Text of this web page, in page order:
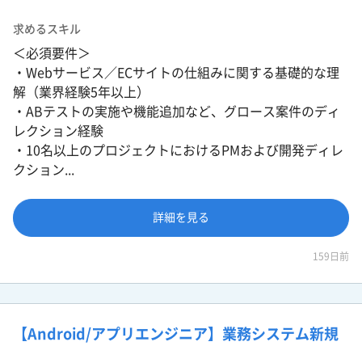
求めるスキル
＜必須要件＞
・Webサービス／ECサイトの仕組みに関する基礎的な理
解（業界経験5年以上）
・ABテストの実施や機能追加など、グロース案件のディ
レクション経験
・10名以上のプロジェクトにおけるPMおよび開発ディレ
クション...
詳細を見る
159日前
【Android/アプリエンジニア】業務システム新規